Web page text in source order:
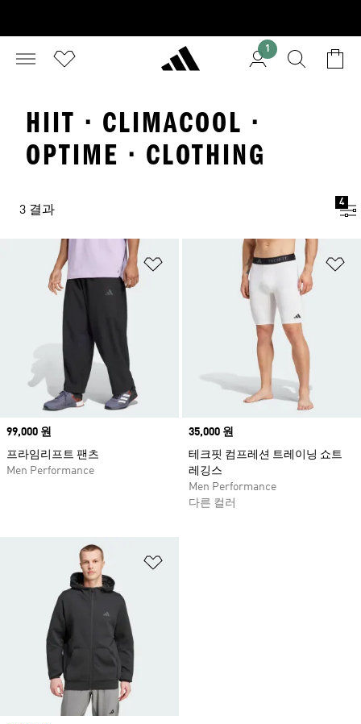
1
HIIT · CLIMACOOL ·
OPTIME · CLOTHING
3 결과
4
위시리스트 담기
Price
99,000 원
프라임리프트 팬츠
Men Performance
Price
35,000 원
테크핏 컴프레션 트레이닝 쇼트
레깅스
Men Performance
다른 컬러